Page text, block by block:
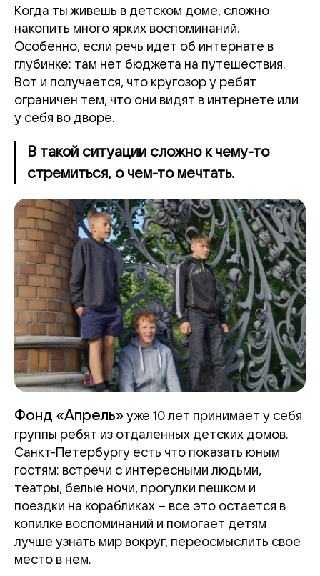
Когда ты живешь в детском доме, сложно
накопить много ярких воспоминаний.
Особенно, если речь идет об интернате в
глубинке: там нет бюджета на путешествия.
Вот и получается, что кругозор у ребят
ограничен тем, что они видят в интернете или
у себя во дворе.
В такой ситуации сложно к чему-то
стремиться, о чем-то мечтать.
Фонд «Апрель» уже 10 лет принимает у себя
группы ребят из отдаленных детских домов.
Санкт-Петербургу есть что показать юным
гостям: встречи с интересными людьми,
театры, белые ночи, прогулки пешком и
поездки на корабликах – все это остается в
копилке воспоминаний и помогает детям
лучше узнать мир вокруг, переосмыслить свое
место в нем.